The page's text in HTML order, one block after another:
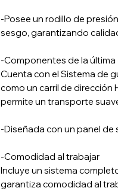
-Posee un rodillo de
sesgo, garantizando
-Componentes de la
Cuenta con el Sistema de
como un carril de dirección
permite un transporte
-Diseñada con un panel de
-Comodidad al trabajar
Incluye un sistema
garantiza comodidad al